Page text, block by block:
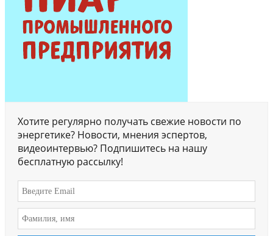
Хотите регулярно получать свежие новости по
энергетике? Новости, мнения эспертов,
видеоинтервью? Подпишитесь на нашу
бесплатную рассылку!